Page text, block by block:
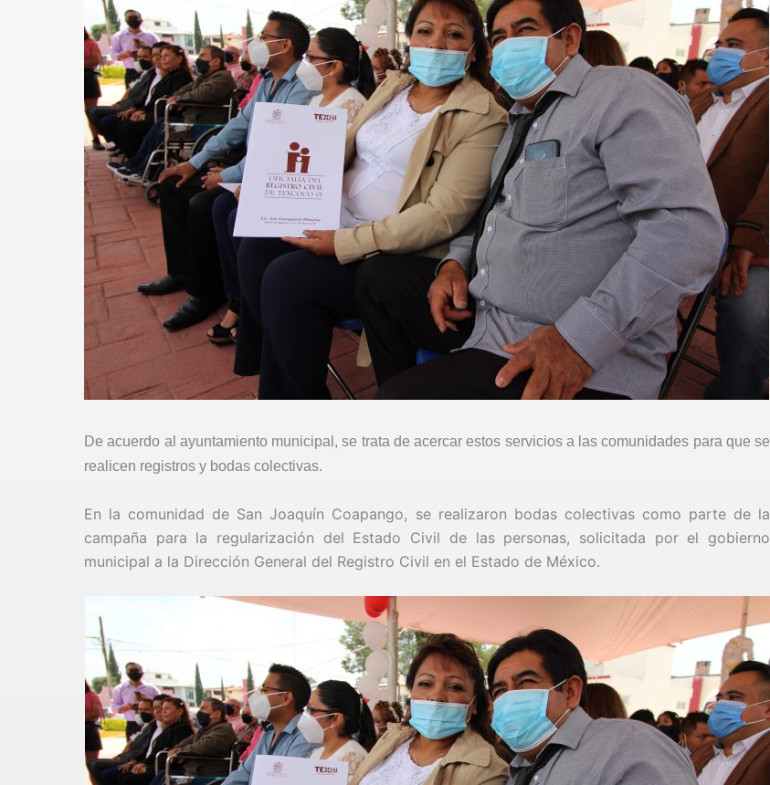
De acuerdo al ayuntamiento municipal, se trata de acercar estos servicios a las comunidades para que se
realicen registros y bodas colectivas.
En la comunidad de San Joaquín Coapango, se realizaron bodas colectivas como parte de la
campaña para la regularización del Estado Civil de las personas, solicitada por el gobierno
municipal a la Dirección General del Registro Civil en el Estado de México.